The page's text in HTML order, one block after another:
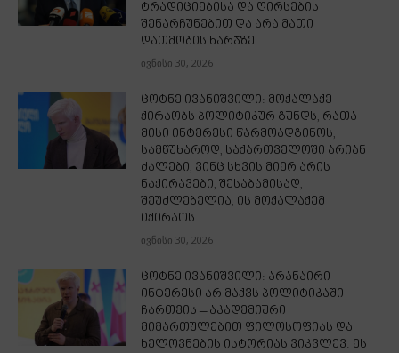
ტრადიციებისა და ღირსების
შენარჩუნებით და არა მათი
დათმობის ხარჯზე
ივნისი 30, 2026
ცოტნე ივანიშვილი: მოქალაქე
ქირაობს პოლიტიკურ გუნდს, რათა
მისი ინტერესი წარმოადგინოს,
სამწუხაროდ, საქართველოში არიან
ძალები, ვინც სხვის მიერ არის
ნაქირავები, შესაბამისად,
შეუძლებელია, ის მოქალაქემ
იქირაოს
ივნისი 30, 2026
ცოტნე ივანიშვილი: არანაირი
ინტერესი არ მაქვს პოლიტიკაში
ჩართვის – აკადემიური
მიმართულებით ფილოსოფიას და
ხელოვნების ისტორიას ვიკვლევ. ეს